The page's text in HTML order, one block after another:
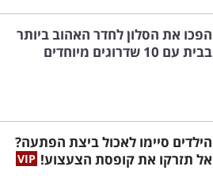
הפכו את הסלון לחדר האהוב ביותר
בבית עם 10 שדרוגים מיוחדים
הילדים סיימו לאכול ביצת הפתעה?
אל תזרקו את קופסת הצעצוע!